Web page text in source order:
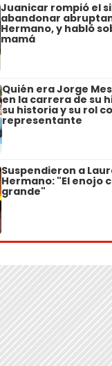
Juanicar rompió el
abandonar
Hermano, y habló
mamá
Quién era Jorge
en la carrera de su
su historia y su rol
representante
Suspendieron a
Hermano: "El enojo
grande"